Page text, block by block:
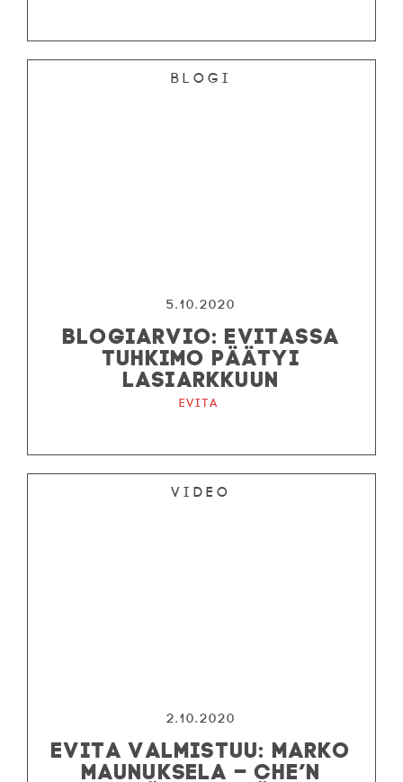
Blogi
5.10.2020
BLOGIARVIO: EVITASSA
TUHKIMO PÄÄTYI
LASIARKKUUN
Evita
Video
2.10.2020
EVITA VALMISTUU: MARKO
MAUNUKSELA – CHE’N